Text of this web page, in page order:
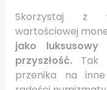
Skorzystaj z
wartościowej
jako
przyszłość. Tak
przenika na